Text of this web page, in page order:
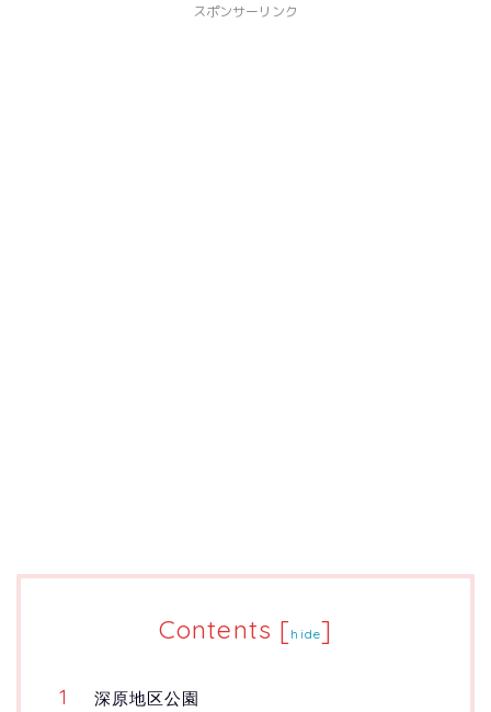
スポンサーリンク
Contents [hide]
深原地区公園